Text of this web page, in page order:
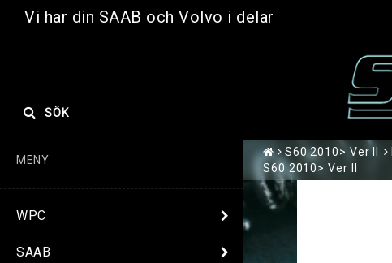
Vi har din SAAB och Volvo i delar
SÖK
MENY
WPC
SAAB
S60 2010> Ver II
S60 2010> Ver II